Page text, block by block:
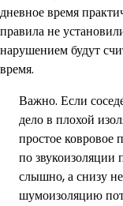
дневное время
правила не
нарушением будут
время.
Важно. Если
дело в плохой
простое ковровое
по звукоизоляции
слышно, а снизу
шумоизоляцию